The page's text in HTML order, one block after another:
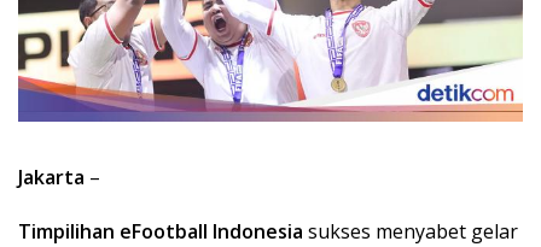
Jakarta –
Timpilihan eFootball Indonesia sukses menyabet gelar